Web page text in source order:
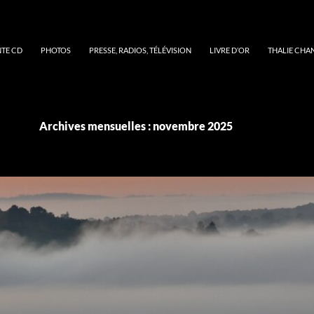
CD PHOTOS PRESSE, RADIOS, TÉLÉVISION LIVRE D’OR THALIE
Archives mensuelles : novembre 2025